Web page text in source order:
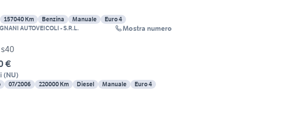
157040 Km Benzina Manuale
Euro 4
AUTOVEICOLI - S.R.L. Mostra numero
€
(NU)
07/2006 220000 Km Diesel Manuale Euro 4